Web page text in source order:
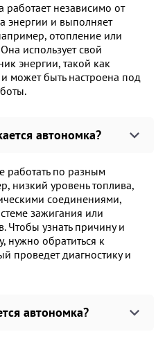
работает независимо от
энергии и выполняет
отопление или
использует свой
энергии, такой как
может быть настроена под
автономка?
работать по разным
низкий уровень топлива,
соединениями,
зажигания или
Чтобы узнать причину и
нужно обратиться к
проведет диагностику и
автономка?